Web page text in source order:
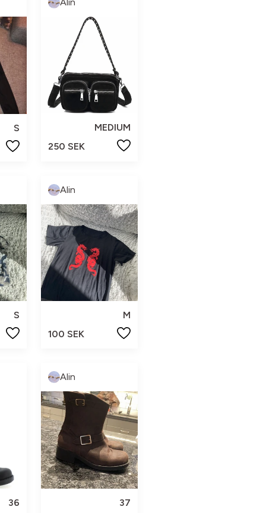
S
MEDIUM
250 SEK
S
Alin
M
100 SEK
36
Alin
37